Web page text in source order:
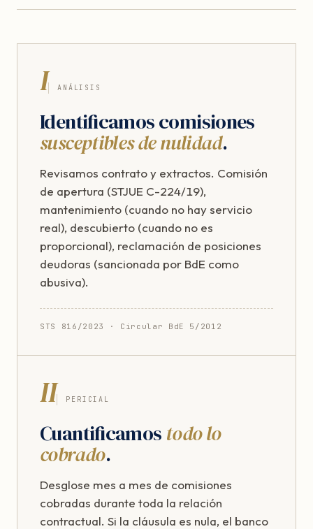
I ANÁLISIS
Identificamos comisiones
susceptibles de nulidad.
Revisamos contrato y extractos. Comisión
de apertura (STJUE C-224/19),
mantenimiento (cuando no hay servicio
real), descubierto (cuando no es
proporcional), reclamación de posiciones
deudoras (sancionada por BdE como
abusiva).
STS 816/2023 · Circular BdE 5/2012
II PERICIAL
Cuantificamos todo lo
cobrado.
Desglose mes a mes de comisiones
cobradas durante toda la relación
contractual. Si la cláusula es nula, el banco